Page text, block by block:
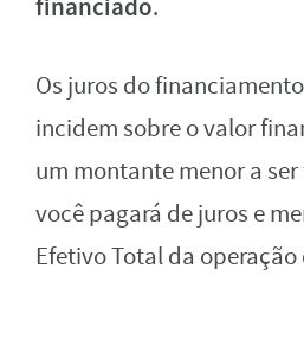
financiado.
Os juros do
incidem sobre o valor
um montante menor a
você pagará de juros e
Efetivo Total da